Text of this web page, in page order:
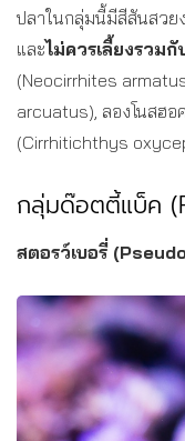
ปลาในกลุ่มนี้มีสีสันสวย
และไม่ควรเลี้ยงรวมกั
(Neocirrhites
arcuatus), ลองโนสฮ
(Cirrhitichthys
กลุ่มด๊อตตี้แบ็ค
สตอรว์เบอรี่